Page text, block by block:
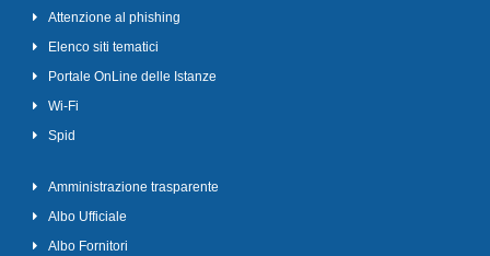
Attenzione al phishing
Elenco siti tematici
Portale OnLine delle Istanze
Wi-Fi
Spid
Amministrazione trasparente
Albo Ufficiale
Albo Fornitori